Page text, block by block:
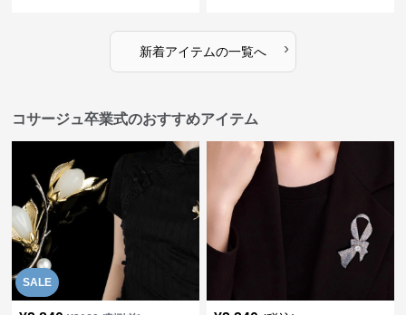
新着アイテムの一覧へ ›
コサージュ卒業式のおすすめアイテム
SALE